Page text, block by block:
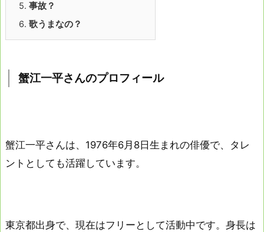
5. 事故？
6. 歌うまなの？
蟹江一平さんのプロフィール
蟹江一平さんは、1976年6月8日生まれの俳優で、タレ
ントとしても活躍しています。
東京都出身で、現在はフリーとして活動中です。身長は